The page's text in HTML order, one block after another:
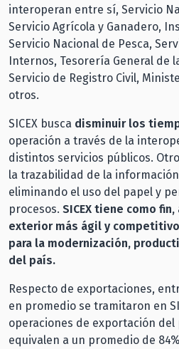
interoperan entre sí, Servicio
Servicio Agrícola y Ganadero,
Servicio Nacional de Pesca,
Internos, Tesorería General de
Servicio de Registro Civil,
otros.
SICEX busca disminuir los
operación a través de la
distintos servicios públicos.
la trazabilidad de la
eliminando el uso del papel y
procesos. SICEX tiene como
exterior más ágil y
para la modernización,
del país.
Respecto de exportaciones,
en promedio se tramitaron en
operaciones de exportación del
equivalen a un promedio de